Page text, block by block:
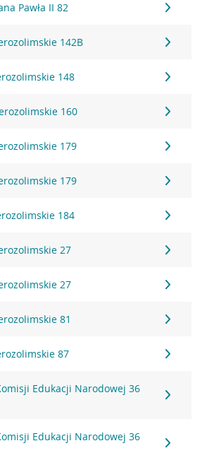
Pawła II 82
142B
148
160
179
179
184
27
27
81
87
Edukacji Narodowej 36
Edukacji Narodowej 36